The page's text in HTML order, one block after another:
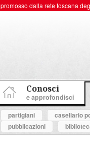
promosso dalla rete toscana
Conosci
e approfondisci
partigiani
casellario
pubblicazioni